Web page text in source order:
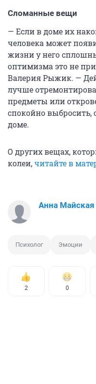
Сломанные вещи
— Если в доме их
человека может
жизни у него
оптимизма это не
Валерия Рыжик. —
лучше
предметы или
спокойно выбросить,
доме.
О других вещах,
колеи,читайте в
Анна Майская
Психолог Эмоции
2 0